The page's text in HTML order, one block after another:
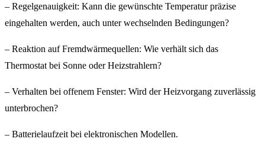
– Regelgenauigkeit: Kann die gewünschte Temperatur präzise
eingehalten werden, auch unter wechselnden Bedingungen?
– Reaktion auf Fremdwärmequellen: Wie verhält sich das
Thermostat bei Sonne oder Heizstrahlern?
– Verhalten bei offenem Fenster: Wird der Heizvorgang zuverlässig
unterbrochen?
– Batterielaufzeit bei elektronischen Modellen.